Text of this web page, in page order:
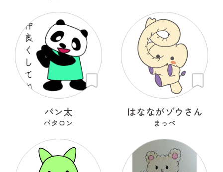
パン太
パタロン
はなながゾウさん
まっぺ